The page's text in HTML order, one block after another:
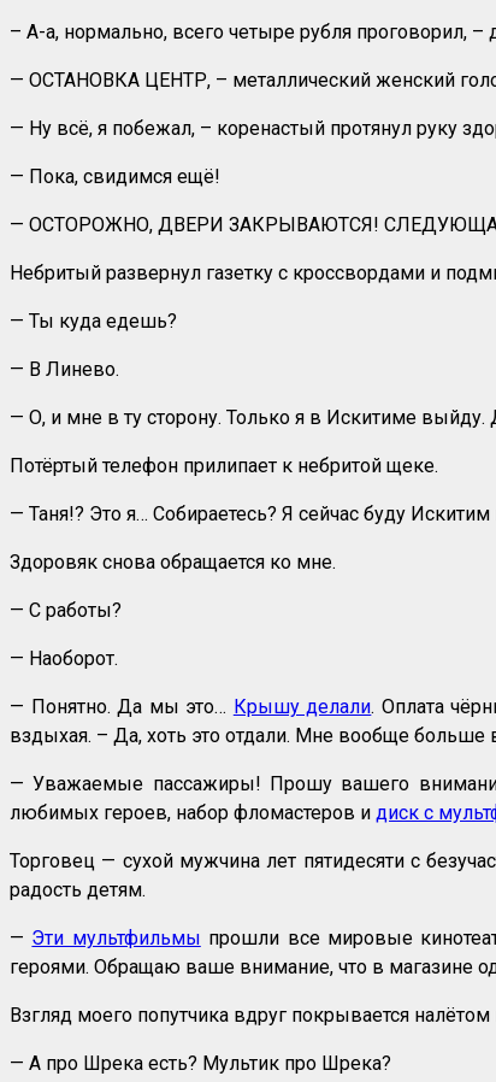
– А-а, нормально, всего четыре рубля проговорил,
— ОСТАНОВКА ЦЕНТР, – металлический женский
— Ну всё, я побежал, – коренастый протянул руку
— Пока, свидимся ещё!
— ОСТОРОЖНО, ДВЕРИ ЗАКРЫВАЮТСЯ!
Небритый развернул газетку с кроссвордами и
— Ты куда едешь?
— В Линево.
— О, и мне в ту сторону. Только я в Искитиме
Потёртый телефон прилипает к небритой щеке.
— Таня!? Это я… Собираетесь? Я сейчас буду
Здоровяк снова обращается ко мне.
— С работы?
— Наоборот.
— Понятно. Да мы это… Крышу делали. Оплата
вздыхая. – Да, хоть это отдали. Мне вообще больше
— Уважаемые пассажиры! Прошу вашего
любимых героев, набор фломастеров и диск с
Торговец — сухой мужчина лет пятидесяти с
радость детям.
— Эти мультфильмы прошли все мировые
героями. Обращаю ваше внимание, что в магазине
Взгляд моего попутчика вдруг покрывается
— А про Шрека есть? Мультик про Шрека?